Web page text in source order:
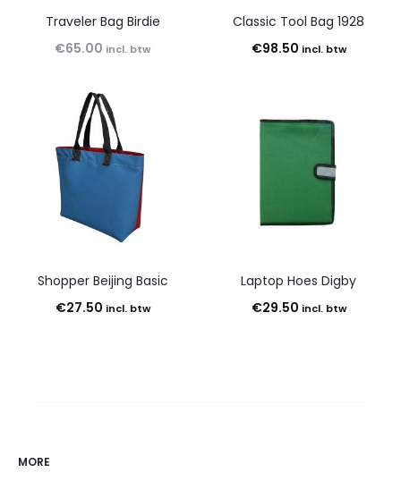
Traveler Bag Birdie
€65.00 incl. btw
Classic Tool Bag 1928
€98.50 incl. btw
Shopper Beijing Basic
€27.50 incl. btw
Laptop Hoes Digby
€29.50 incl. btw
MORE